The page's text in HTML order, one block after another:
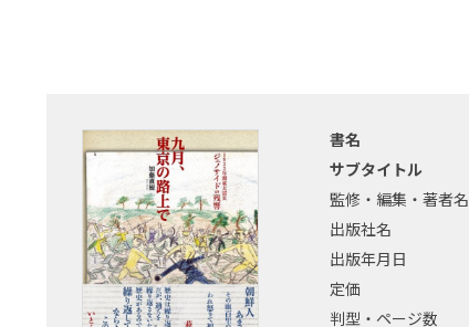
書名
サブタイトル
監修・編集・著者名
出版社名
出版年月日
定価
判型・ページ数